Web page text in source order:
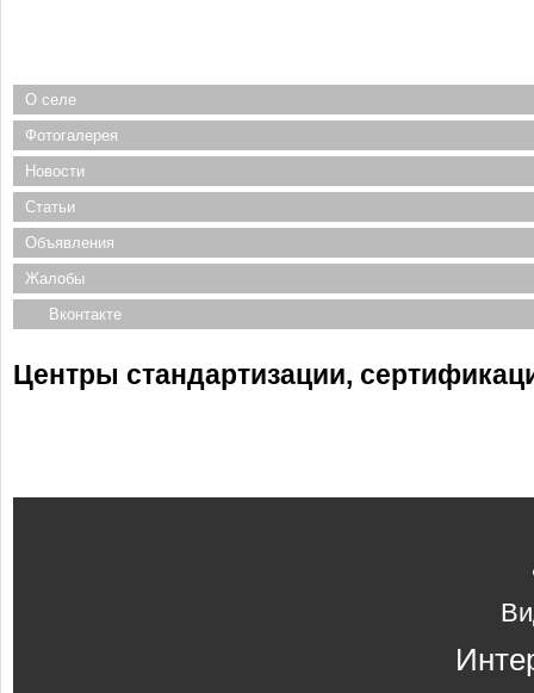
О селе
Фотогалерея
Новости
Статьи
Объявления
Жалобы
Вконтакте
Центры стандартизации,